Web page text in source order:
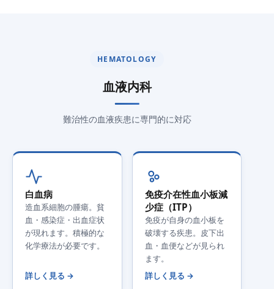
HEMATOLOGY
血液内科
難治性の血液疾患に専門的に対応
白血病
造血系細胞の腫瘍。貧
血・感染症・出血症状
が現れます。積極的な
化学療法が必要です。
詳しく見る →
免疫介在性血小板減
少症（ITP）
免疫が自身の血小板を
破壊する疾患。皮下出
血・血便などが見られ
ます。
詳しく見る →